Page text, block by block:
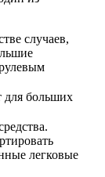
случаев,
для больших
легковые